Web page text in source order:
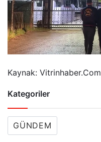
Kaynak: Vitrinhaber.Com
Kategoriler
GÜNDEM